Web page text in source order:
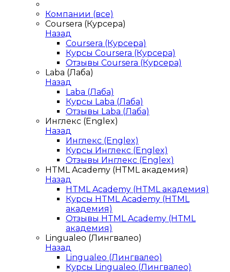
Компании (все)
Coursera (Курсера)
Назад
Coursera (Курсера)
Курсы Coursera (Курсера)
Отзывы Coursera (Курсера)
Laba (Лаба)
Назад
Laba (Лаба)
Курсы Laba (Лаба)
Отзывы Laba (Лаба)
Инглекс (Englex)
Назад
Инглекс (Englex)
Курсы Инглекс (Englex)
Отзывы Инглекс (Englex)
HTML Academy (HTML академия)
Назад
HTML Academy (HTML академия)
Курсы HTML Academy (HTML
академия)
Отзывы HTML Academy (HTML
академия)
Lingualeo (Лингвалео)
Назад
Lingualeo (Лингвалео)
Курсы Lingualeo (Лингвалео)